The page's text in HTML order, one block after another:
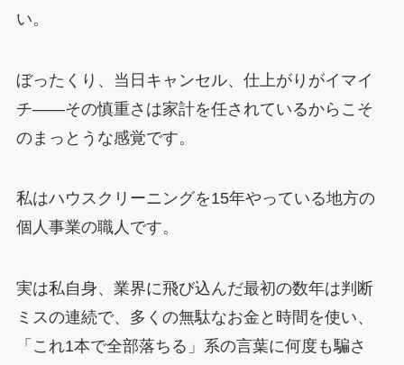
い。
ぼったくり、当日キャンセル、仕上がりがイマイ
チ――その慎重さは家計を任されているからこそ
のまっとうな感覚です。
私はハウスクリーニングを15年やっている地方の
個人事業の職人です。
実は私自身、業界に飛び込んだ最初の数年は判断
ミスの連続で、多くの無駄なお金と時間を使い、
「これ1本で全部落ちる」系の言葉に何度も騙さ